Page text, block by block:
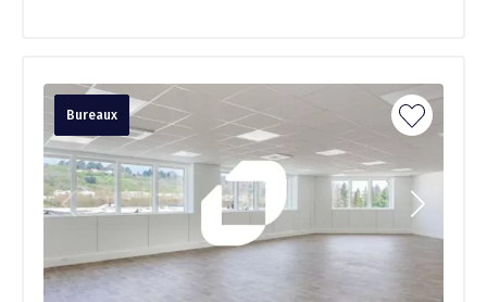
Bureaux